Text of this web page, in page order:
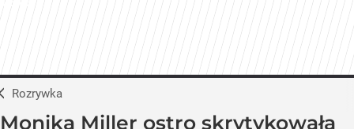
Rozrywka
Monika Miller ostro skrytykowała